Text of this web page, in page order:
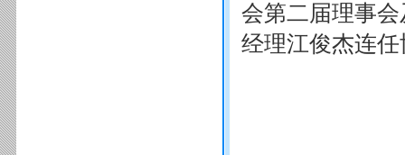
会第二届理事
经理江俊杰连